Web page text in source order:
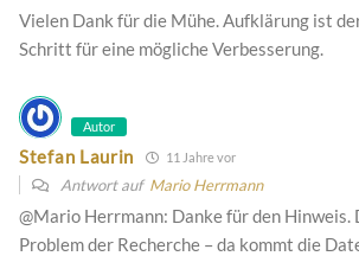
Vielen Dank für die Mühe. Aufklärung ist
Schritt für eine mögliche Verbesserung.
Autor
Stefan Laurin 11 Jahre vor
Antwort auf Mario Herrmann
@Mario Herrmann: Danke für den Hinweis.
Problem der Recherche – da kommt die